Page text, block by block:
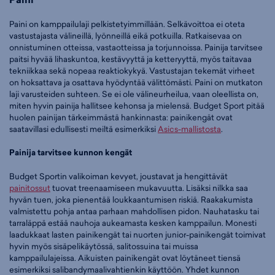
Paini on kamppailulaji pelkistetyimmillään. Selkävoittoa ei oteta
vastustajasta välineillä, lyönneillä eikä potkuilla. Ratkaisevaa on
onnistuminen otteissa, vastaotteissa ja torjunnoissa. Painija tarvitsee
paitsi hyvää lihaskuntoa, kestävyyttä ja ketteryyttä, myös taitavaa
tekniikkaa sekä nopeaa reaktiokykyä. Vastustajan tekemät virheet
on hoksattava ja osattava hyödyntää välittömästi. Paini on mutkaton
laji varusteiden suhteen. Se ei ole välineurheilua, vaan oleellista on,
miten hyvin painija hallitsee kehonsa ja mielensä. Budget Sport pitää
huolen painijan tärkeimmästä hankinnasta: painikengät ovat
saatavillasi edullisesti meiltä esimerkiksiAsics-mallistosta.
Painija tarvitsee kunnon kengät
Budget Sportin valikoiman kevyet, joustavat ja hengittävät
painitossuttuovat treenaamiseen mukavuutta. Lisäksi nilkka saa
hyvän tuen, joka pienentää loukkaantumisen riskiä. Raakakumista
valmistettu pohja antaa parhaan mahdollisen pidon. Nauhatasku tai
tarraläppä estää nauhoja aukeamasta kesken kamppailun. Monesti
laadukkaat lasten painikengät tai nuorten junior-painikengät toimivat
hyvin myös sisäpelikäytössä, salitossuina tai muissa
kamppailulajeissa. Aikuisten painikengät ovat löytäneet tiensä
esimerkiksi salibandymaalivahtienkin käyttöön. Yhdet kunnon